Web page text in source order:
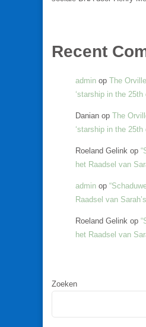
Recent
admin op The
‘starship in the 25th
Danian op The
‘starship in the 25th
Roeland Gelink op
het Raadsel van
admin op
Raadsel van
Roeland Gelink op
het Raadsel van
Zoeken